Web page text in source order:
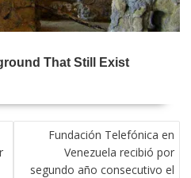
Fundación Telefónica en
Venezuela recibió por
segundo año consecutivo el